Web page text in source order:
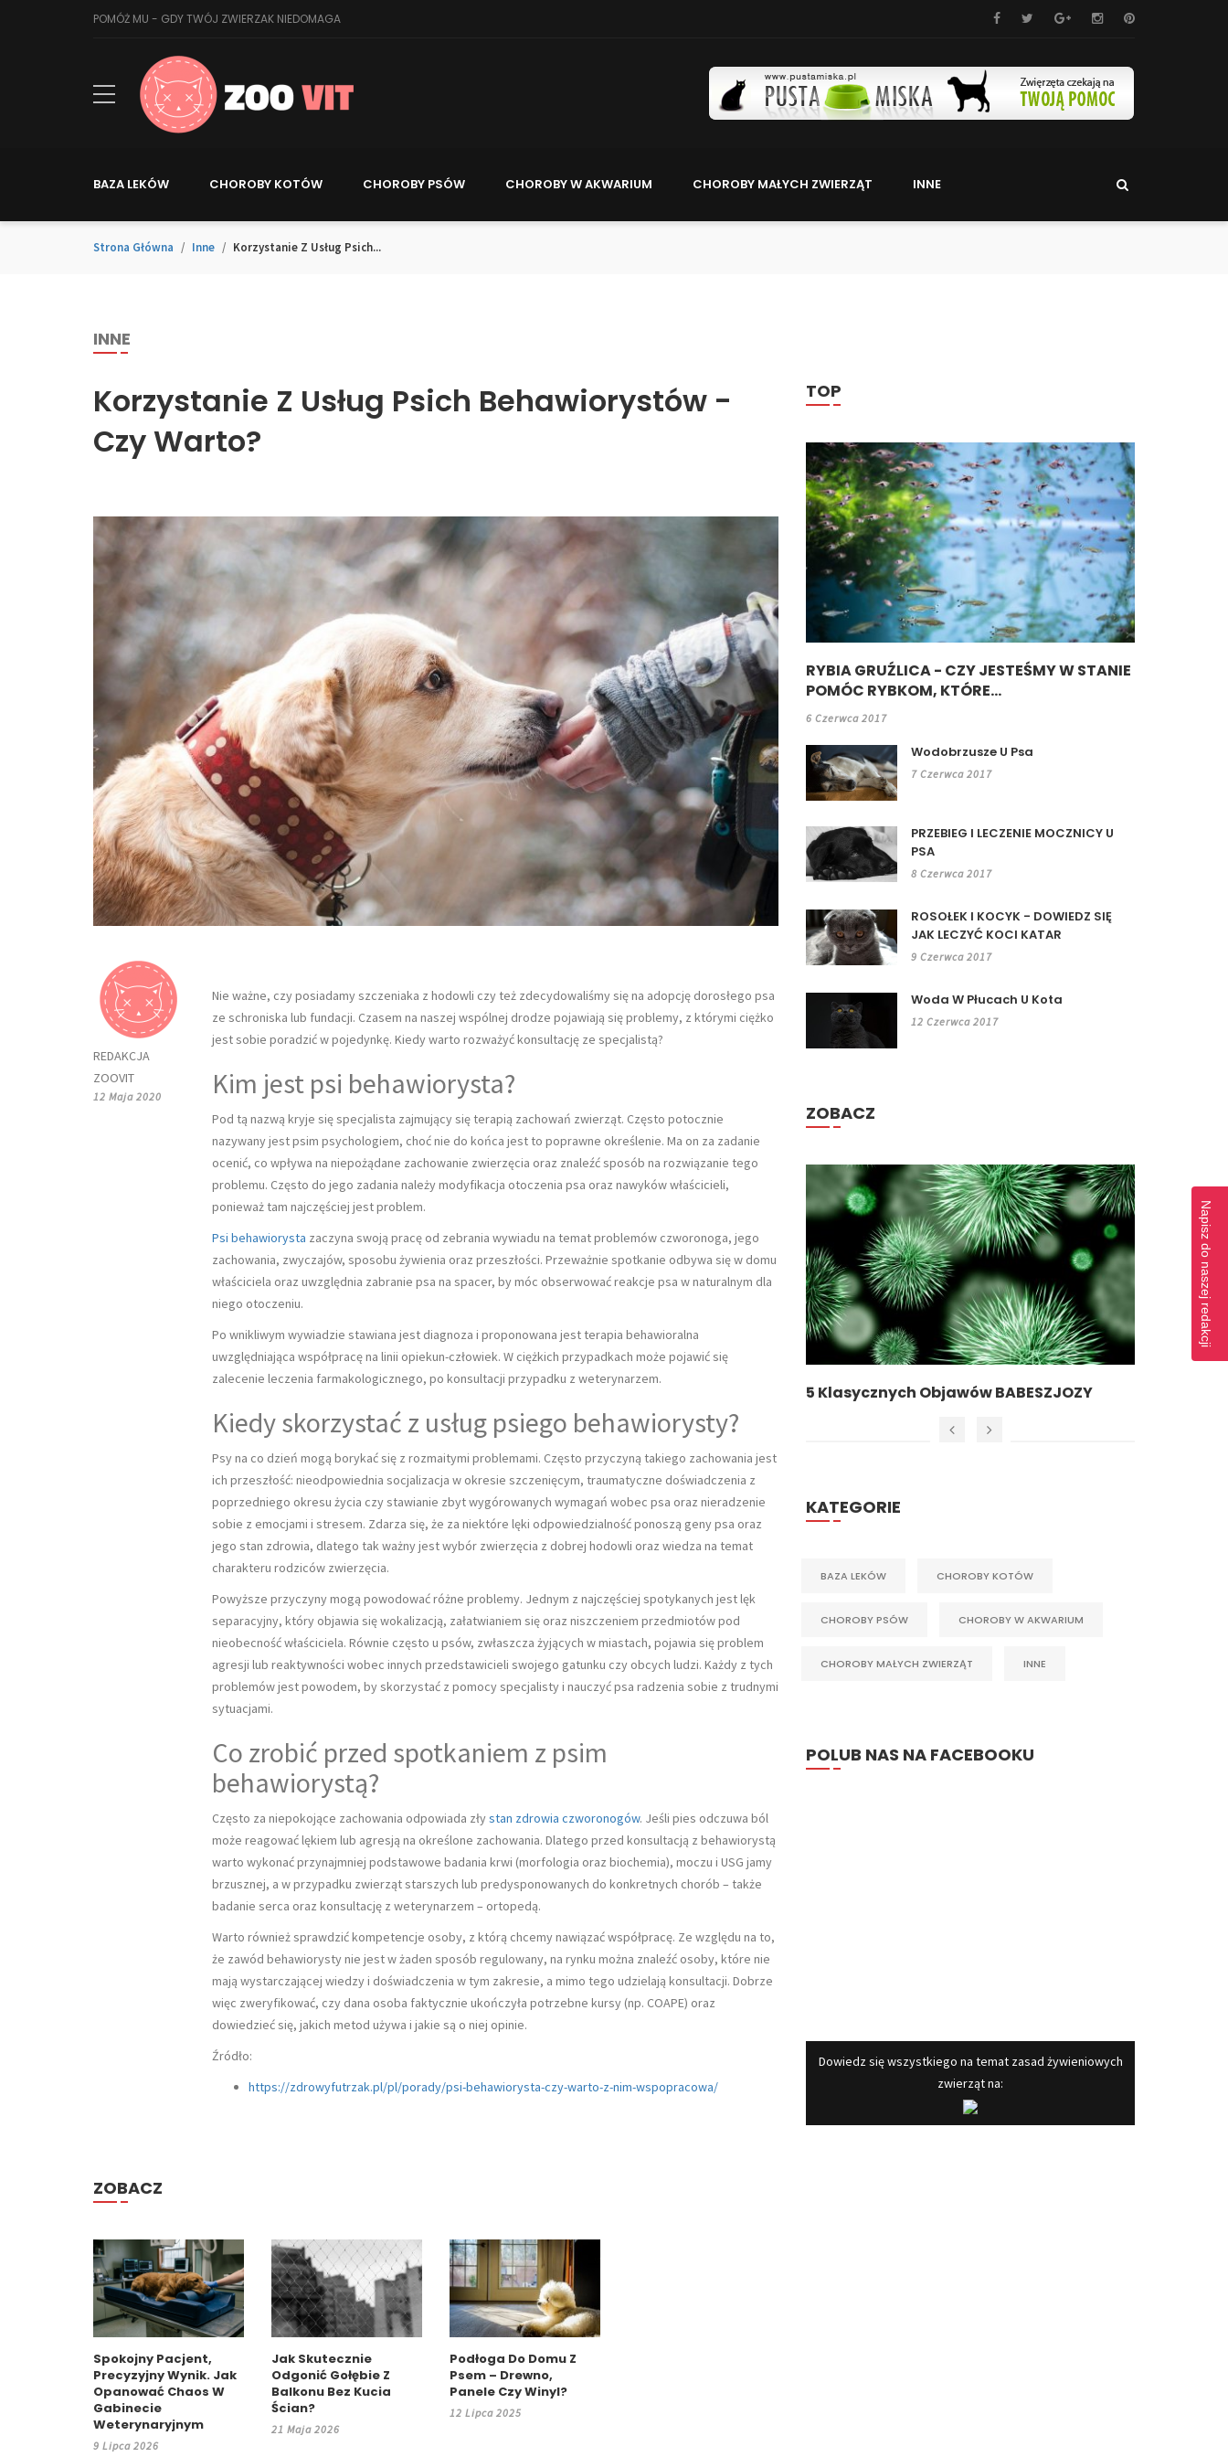
POMÓŻ MU - GDY TWÓJ ZWIERZAK NIEDOMAGA
BAZA LEKÓW CHOROBY KOTÓW CHOROBY PSÓW CHOROBY W AKWARIUM CHOROBY MAŁYCH ZWIERZĄT INNE
Strona Główna Inne Korzystanie Z Usług Psich...
INNE
Korzystanie Z Usług Psich Behawiorystów -
Czy Warto?
REDAKCJA
ZOOVIT
12 Maja 2020
Nie ważne, czy posiadamy szczeniaka z hodowli czy też zdecydowaliśmy się na adopcję dorosłego psa
ze schroniska lub fundacji. Czasem na naszej wspólnej drodze pojawiają się problemy, z którymi ciężko
jest sobie poradzić w pojedynkę. Kiedy warto rozważyć konsultację ze specjalistą?
Kim jest psi behawiorysta?
Pod tą nazwą kryje się specjalista zajmujący się terapią zachowań zwierząt. Często potocznie
nazywany jest psim psychologiem, choć nie do końca jest to poprawne określenie. Ma on za zadanie
ocenić, co wpływa na niepożądane zachowanie zwierzęcia oraz znaleźć sposób na rozwiązanie tego
problemu. Często do jego zadania należy modyfikacja otoczenia psa oraz nawyków właścicieli,
ponieważ tam najczęściej jest problem.
Psi behawiorysta zaczyna swoją pracę od zebrania wywiadu na temat problemów czworonoga, jego
zachowania, zwyczajów, sposobu żywienia oraz przeszłości. Przeważnie spotkanie odbywa się w domu
właściciela oraz uwzględnia zabranie psa na spacer, by móc obserwować reakcje psa w naturalnym dla
niego otoczeniu.
Po wnikliwym wywiadzie stawiana jest diagnoza i proponowana jest terapia behawioralna
uwzględniająca współpracę na linii opiekun-człowiek. W ciężkich przypadkach może pojawić się
zalecenie leczenia farmakologicznego, po konsultacji przypadku z weterynarzem.
Kiedy skorzystać z usług psiego behawiorysty?
Psy na co dzień mogą borykać się z rozmaitymi problemami. Często przyczyną takiego zachowania jest
ich przeszłość: nieodpowiednia socjalizacja w okresie szczenięcym, traumatyczne doświadczenia z
poprzedniego okresu życia czy stawianie zbyt wygórowanych wymagań wobec psa oraz nieradzenie
sobie z emocjami i stresem. Zdarza się, że za niektóre lęki odpowiedzialność ponoszą geny psa oraz
jego stan zdrowia, dlatego tak ważny jest wybór zwierzęcia z dobrej hodowli oraz wiedza na temat
charakteru rodziców zwierzęcia.
Powyższe przyczyny mogą powodować różne problemy. Jednym z najczęściej spotykanych jest lęk
separacyjny, który objawia się wokalizacją, załatwianiem się oraz niszczeniem przedmiotów pod
nieobecność właściciela. Równie często u psów, zwłaszcza żyjących w miastach, pojawia się problem
agresji lub reaktywności wobec innych przedstawicieli swojego gatunku czy obcych ludzi. Każdy z tych
problemów jest powodem, by skorzystać z pomocy specjalisty i nauczyć psa radzenia sobie z trudnymi
sytuacjami.
Co zrobić przed spotkaniem z psim
behawiorystą?
Często za niepokojące zachowania odpowiada złystan zdrowia czworonogów. Jeśli pies odczuwa ból
może reagować lękiem lub agresją na określone zachowania. Dlatego przed konsultacją z behawiorystą
warto wykonać przynajmniej podstawowe badania krwi (morfologia oraz biochemia), moczu i USG jamy
brzusznej, a w przypadku zwierząt starszych lub predysponowanych do konkretnych chorób – także
badanie serca oraz konsultację z weterynarzem – ortopedą.
Warto również sprawdzić kompetencje osoby, z którą chcemy nawiązać współpracę. Ze względu na to,
że zawód behawiorysty nie jest w żaden sposób regulowany, na rynku można znaleźć osoby, które nie
mają wystarczającej wiedzy i doświadczenia w tym zakresie, a mimo tego udzielają konsultacji. Dobrze
więc zweryfikować, czy dana osoba faktycznie ukończyła potrzebne kursy (np. COAPE) oraz
dowiedzieć się, jakich metod używa i jakie są o niej opinie.
Źródło:
https://zdrowyfutrzak.pl/pl/porady/psi-behawiorysta-czy-warto-z-nim-wspopracowa/
ZOBACZ
Spokojny Pacjent,
Precyzyjny Wynik. Jak
Opanować Chaos W
Gabinecie
Weterynaryjnym
9 Lipca 2026
Jak Skutecznie
Odgonić Gołębie Z
Balkonu Bez Kucia
Ścian?
21 Maja 2026
Podłoga Do Domu Z
Psem – Drewno,
Panele Czy Winyl?
12 Lipca 2025
TOP
RYBIA GRUŹLICA - CZY JESTEŚMY W STANIE
POMÓC RYBKOM, KTÓRE...
6 Czerwca 2017
Wodobrzusze U Psa
7 Czerwca 2017
PRZEBIEG I LECZENIE MOCZNICY U
PSA
8 Czerwca 2017
ROSOŁEK I KOCYK - DOWIEDZ SIĘ
JAK LECZYĆ KOCI KATAR
9 Czerwca 2017
Woda W Płucach U Kota
12 Czerwca 2017
ZOBACZ
PRZYCZYNY WYTRZESZCZU OCZU U RYB
AKWARIOWYCH
Pielęgnacja Psich Oczu - Jak Dbać O Oczy
Psa
5 Klasycznych Objawów BABESZJOZY
KATEGORIE
BAZA LEKÓW CHOROBY KOTÓW
CHOROBY PSÓW CHOROBY W AKWARIUM
CHOROBY MAŁYCH ZWIERZĄT INNE
POLUB NAS NA FACEBOOKU
​Dowiedz się wszystkiego na temat zasad żywieniowych
zwierząt na:
Napisz do naszej redakcji